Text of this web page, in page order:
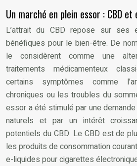
Un marché en plein essor : CBD et
L’attrait du CBD repose sur ses
bénéfiques pour le bien-être. De
le considèrent comme une
traitements médicamenteux
certains symptômes comme
chroniques ou les troubles du
essor a été stimulé par une
naturels et par un intérêt
potentiels du CBD. Le CBD est de
les produits de consommation
e-liquides pour cigarettes